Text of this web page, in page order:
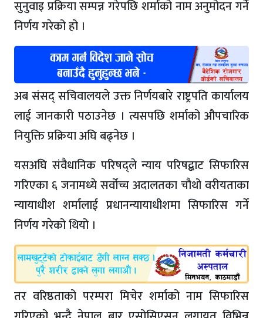
सुनुवाइ प्रक्रिया सम्पन्न गरेपछि शर्माको नाम अनुमोदन गर्ने
निर्णय गरेको हो ।
अब संसद् सचिवालयले उक्त निर्णयबारे राष्ट्रपति कार्यालय
लाई जानकारी पठाउनेछ । त्यसपछि शर्माको औपचारिक
नियुक्ति प्रक्रिया अघि बढ्नेछ ।
यसअघि संवैधानिक परिषद्ले न्याय परिषद्बाट सिफारिस
गरिएका ६ जनामध्ये सर्वोच्च अदालतका चौथो वरीयताका
न्यायाधीश शर्मालाई प्रधानन्यायाधीशमा सिफारिस गर्ने
निर्णय गरेको थियो ।
तर वरिष्ठताको परम्परा मिचेर शर्माको नाम सिफारिस